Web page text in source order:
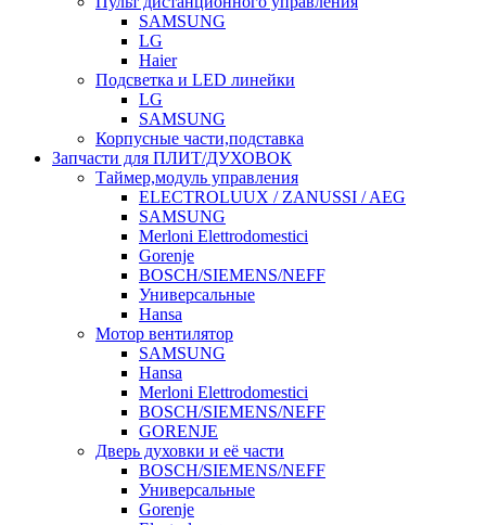
SAMSUNG
LG
Haier
Подсветка и LED линейки
LG
SAMSUNG
Корпусные части,подставка
Запчасти для ПЛИТ/ДУХОВОК
Таймер,модуль управления
ELECTROLUUX / ZANUSSI / AEG
SAMSUNG
Merloni Elettrodomestici
Gorenje
BOSCH/SIEMENS/NEFF
Универсальные
Hansa
Мотор вентилятор
SAMSUNG
Hansa
Merloni Elettrodomestici
BOSCH/SIEMENS/NEFF
GORENJE
Дверь духовки и её части
BOSCH/SIEMENS/NEFF
Универсальные
Gorenje